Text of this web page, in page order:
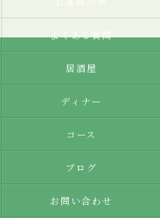
よくある質問
居酒屋
ディナー
コース
ブログ
お問い合わせ